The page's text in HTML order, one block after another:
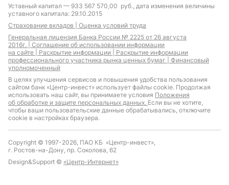
Уставный капитал — 933 567 570,00 руб., дата изменения величины
уставного капитала: 29.10.2015
Страхование вкладов | Оценка условий труда
Генеральная лицензия Банка России № 2225 от 26 августа
2016г. | Соглашение об использовании информации
на сайте | Раскрытие информации | Раскрытие информации
профессионального участника рынка ценных бумаг | Финансовый
уполномоченный
В целях улучшения сервисов и повышения удобства пользования
сайтом банк «Центр-инвест» использует файлы cookie. Продолжая
использовать наш сайт, вы принимаете условия Положения
об обработке и защите персональных данных. Если вы не хотите,
чтобы ваши пользовательские данные обрабатывались, отключите
cookie в настройках браузера.
Copyright © 1997-2026, ПАО КБ «Центр-инвест»,
г. Ростов-на-Дону, пр. Соколова, 62
Design&Support © «Центр-Интернет»